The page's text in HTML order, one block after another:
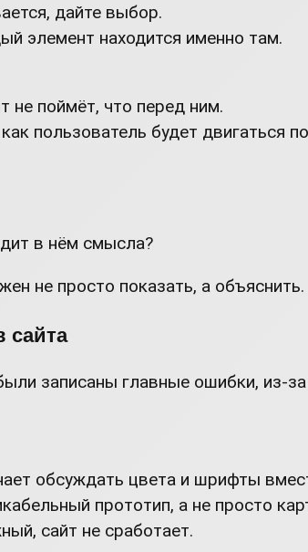
дайте выбор.
элемент находится именно там.
не поймёт, что перед ним.
пользователь будет двигаться
в нём смысла?
не просто показать, а объяснить.
сайта
записаны главные ошибки, из-
обсуждать цвета и шрифты
прототип, а не просто
сайт не сработает.